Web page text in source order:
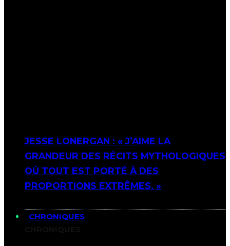
JESSE LONERGAN : « J’AIME LA
GRANDEUR DES RÉCITS MYTHOLOGIQUES
OÙ TOUT EST PORTÉ À DES
PROPORTIONS EXTRÊMES. »
CHRONIQUES